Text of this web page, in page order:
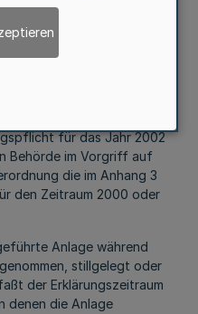
2002. Der nächste
2004; danach ist alle drei
für das Jahr 2002
Behörde im Vorgriff auf
die im Anhang 3
den Zeitraum 2000 oder
Anlage während
stillgelegt oder
der Erklärungszeitraum
denen die Anlage